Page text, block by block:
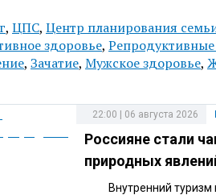
, ЦПС, Центр планирования
здоровье,
, Зачатие, Мужское здоровье,
22:00 | 06 августа 2026
Россияне стали
природных
Внутренний